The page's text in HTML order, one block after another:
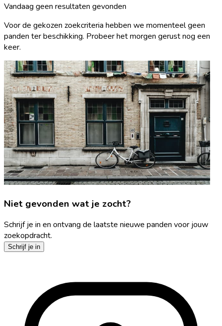
Vandaag geen resultaten gevonden
Voor de gekozen zoekcriteria hebben we momenteel geen
panden ter beschikking. Probeer het morgen gerust nog een
keer.
Niet gevonden wat je zocht?
Schrijf je in en ontvang de laatste nieuwe panden voor jouw
zoekopdracht.
Schrijf je in